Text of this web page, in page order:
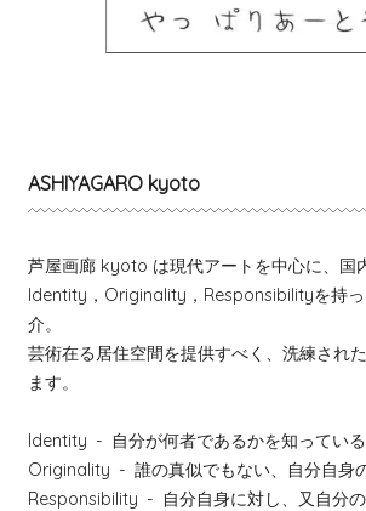
ASHIYAGARO kyoto
芦屋画廊 kyoto は現代アートを中心に、国
Identity，Originality，Responsibilityを持っ
介。
芸術在る居住空間を提供すべく、洗練され
ます。
Identity - 自分が何者であるかを知ってい
Originality - 誰の真似でもない、自分自身
Responsibility - 自分自身に対し、又自分